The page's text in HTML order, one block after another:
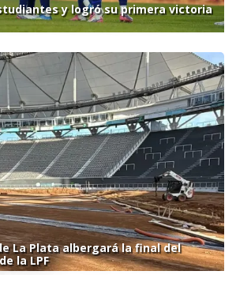
y logró su primera victoria
La Plata albergará la final del
la LPF